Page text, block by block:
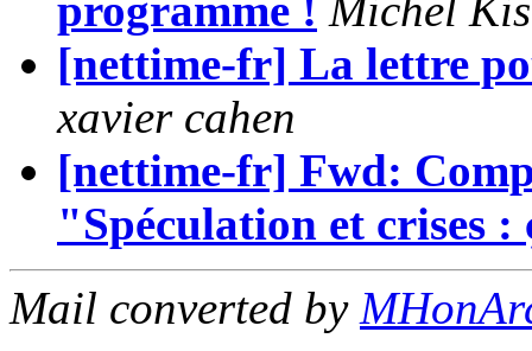
[nettime-fr] La lettre
xavier cahen
[nettime-fr] Fwd:
"Spéculation et crises
Mail converted by